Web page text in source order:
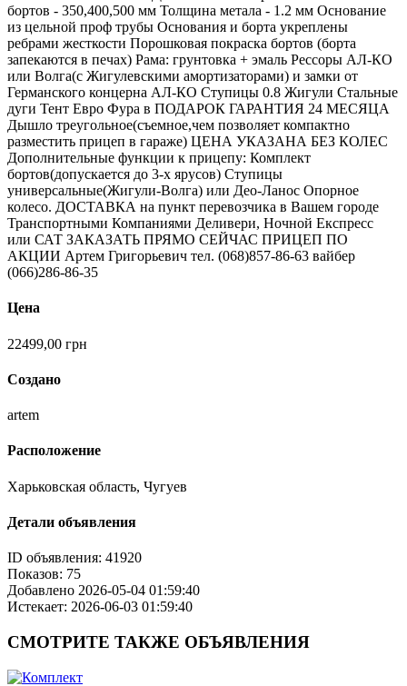
бортов - 350,400,500 мм Толщина метала - 1.2 мм Основание
из цельной проф трубы Основания и борта укреплены
ребрами жесткости Порошковая покраска бортов (борта
запекаются в печах) Рама: грунтовка + эмаль Рессоры АЛ-КО
или Волга(с Жигулевскими амортизаторами) и замки от
Германского концерна АЛ-КО Ступицы 0.8 Жигули Стальные
дуги Тент Евро Фура в ПОДАРОК ГАРАНТИЯ 24 МЕСЯЦА
Дышло треугольное(съемное,чем позволяет компактно
разместить прицеп в гараже) ЦЕНА УКАЗАНА БЕЗ КОЛЕС
Дополнительные функции к прицепу: Комплект
бортов(допускается до 3-х ярусов) Ступицы
универсальные(Жигули-Волга) или Део-Ланос Опорное
колесо. ДОСТАВКА на пункт перевозчика в Вашем городе
Транспортными Компаниями Деливери, Ночной Експресс
или САТ ЗАКАЗАТЬ ПРЯМО СЕЙЧАС ПРИЦЕП ПО
АКЦИИ Артем Григорьевич тел. (068)857-86-63 вайбер
(066)286-86-35
Цена
22499,00 грн
Создано
artem
Расположение
Харьковская область, Чугуев
Детали объявления
ID объявления: 41920
Показов: 75
Добавлено 2026-05-04 01:59:40
Истекает: 2026-06-03 01:59:40
СМОТРИТЕ ТАКЖЕ ОБЪЯВЛЕНИЯ